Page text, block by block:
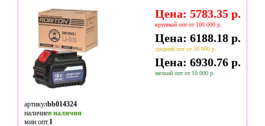
Цена: 5783.35 р.
крупный опт от 100 000 р.
Цена: 6188.18 р.
средний опт от 50 000 р.
Цена: 6930.76 р.
мелкий опт от 10 000 р.
артикулbb014324
наличиев наличии
мин опт.1